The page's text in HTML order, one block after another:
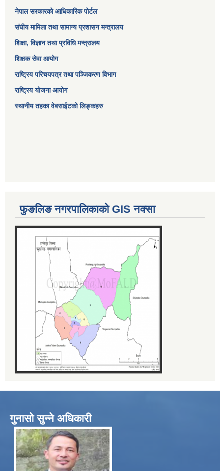
नेपाल सरकारको आधिकारिक पोर्टल
संघीय मामिला तथा सामान्य प्रशासन मन्त्रालय
शिक्षा, विज्ञान तथा प्रविधि मन्त्रालय
शिक्षक सेवा आयोग
राष्ट्रिय परिचयपत्र तथा पञ्जिकरण विभाग
राष्ट्रिय योजना आयोग
स्थानीय तहका वेबसाईटको लिङ्कहरु
फुङलिङ नगरपालिकाको GIS नक्सा
गुनासो सुन्ने अधिकारी